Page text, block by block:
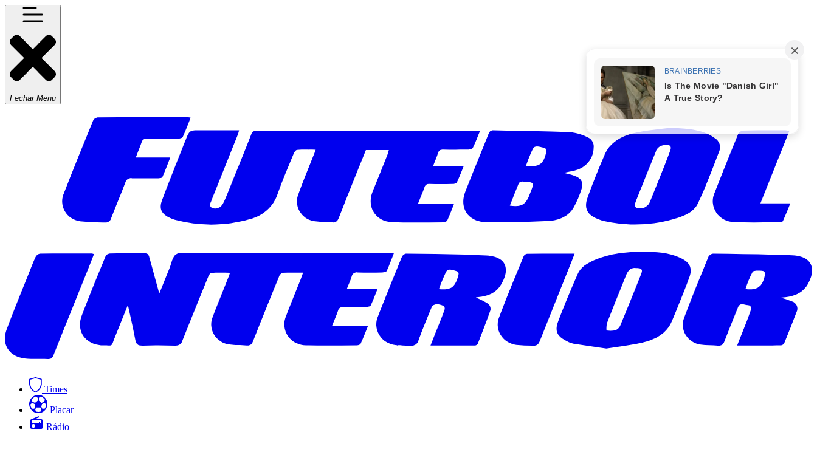
Fechar Menu
Times
Placar
Rádio